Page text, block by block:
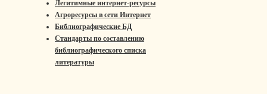
Легитимные интернет-ресурсы
Агроресурсы в сети Интернет
Библиографические БД
Стандарты по составлению
библиографического списка
литературы